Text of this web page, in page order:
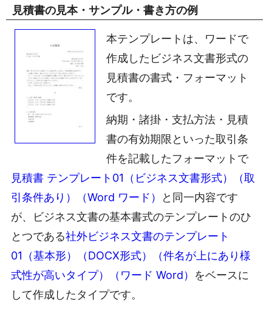
見積書の見本・サンプル・書き方の例
本テンプレートは、ワードで
作成したビジネス文書形式の
見積書の書式・フォーマット
です。
納期・諸掛・支払方法・見積
書の有効期限といった取引条
件を記載したフォーマットで
見積書 テンプレート01（ビジネス文書形式）（取
引条件あり）（Word ワード）
と同一内容です
が、ビジネス文書の基本書式のテンプレートのひ
とつである社外ビジネス文書のテンプレート
01（基本形）（DOCX形式）（件名が上にあり様
式性が高いタイプ）（ワード Word） をベースに
して作成したタイプです。